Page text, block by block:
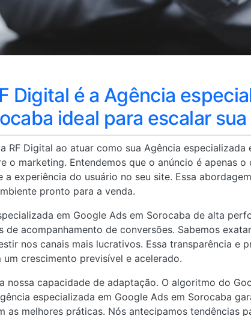
Digital é a Agência
ideal para escalar
RF Digital ao atuar como sua Agência especializada
o marketing. Entendemos que o anúncio é apenas
a experiência do usuário no seu site. Essa
pronto para a venda.
em Google Ads em Sorocaba de alta
de acompanhamento de conversões. Sabemos
nos canais mais lucrativos. Essa transparência e
um crescimento previsível e acelerado.
nossa capacidade de adaptação. O algoritmo do
especializada em Google Ads em Sorocaba
as melhores práticas. Nós antecipamos tendências